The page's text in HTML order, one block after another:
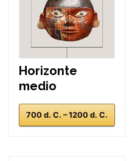
Horizonte
medio
700 d. C. – 1200 d. C.